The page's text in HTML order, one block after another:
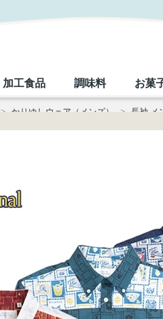
加工食品 調味料 お菓
> かりゆしウェア（メンズ） > 長袖 メ